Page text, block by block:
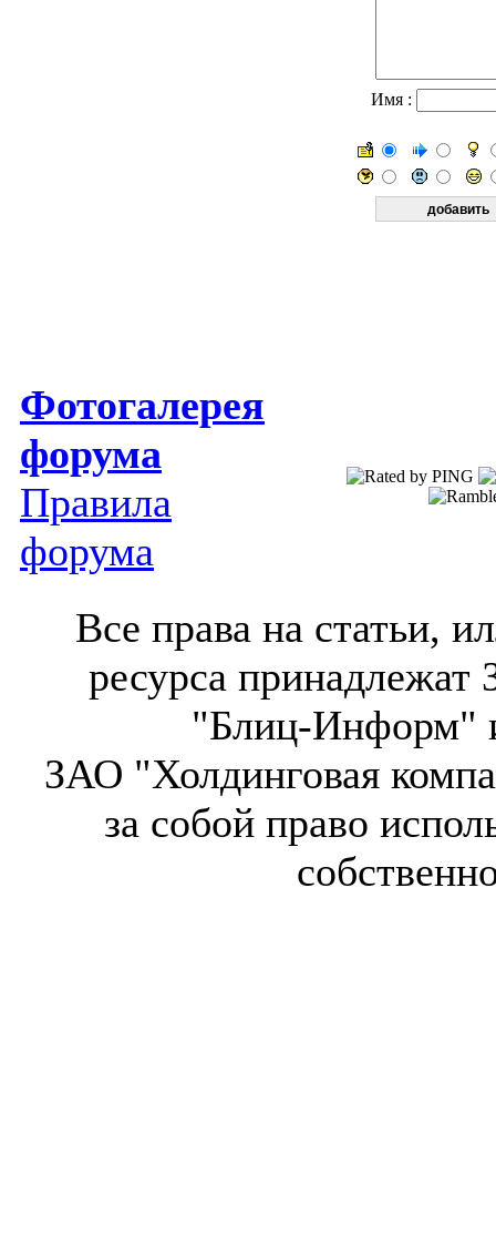
Имя :
Фотогалерея
форума
Правила
форума
Все права на статьи,
ресурса
"Блиц-Информ"
ЗАО "Холдинговая
за собой право